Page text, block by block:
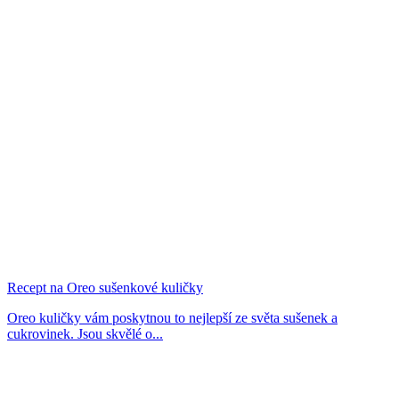
Recept na Oreo sušenkové kuličky
Oreo kuličky vám poskytnou to nejlepší ze světa sušenek a
cukrovinek. Jsou skvělé o...